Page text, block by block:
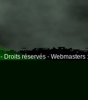
- Droits réservés - Webmasters